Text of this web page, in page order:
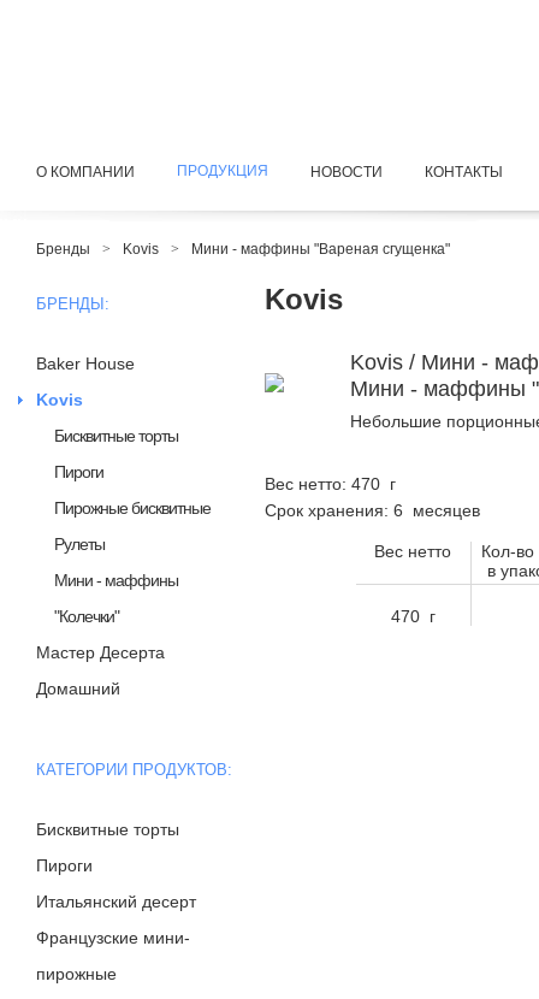
О КОМПАНИИ ПРОДУКЦИЯ НОВОСТИ КОНТАКТЫ
Бренды > Kovis > Мини - маффины "Вареная сгущенка"
Kovis
Kovis / Мини -
Мини - маффины
Небольшие
Вес нетто: 470 г
Срок хранения: 6 месяцев
Вес нетто
Кол-во
в
470 г
БРЕНДЫ:
Baker House
Kovis
Бисквитные торты
Пироги
Пирожные бисквитные
Рулеты
Мини - маффины
"Колечки"
Мастер Десерта
Домашний
КАТЕГОРИИ ПРОДУКТОВ:
Бисквитные торты
Пироги
Итальянский десерт
Французские мини-
пирожные